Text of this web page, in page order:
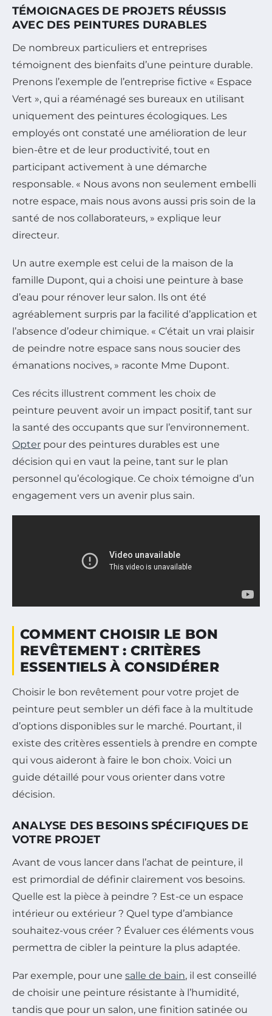
TÉMOIGNAGES DE PROJETS RÉUSSIS
AVEC DES PEINTURES DURABLES
De nombreux particuliers et entreprises
témoignent des bienfaits d’une peinture durable.
Prenons l’exemple de l’entreprise fictive « Espace
Vert », qui a réaménagé ses bureaux en utilisant
uniquement des peintures écologiques. Les
employés ont constaté une amélioration de leur
bien-être et de leur productivité, tout en
participant activement à une démarche
responsable. « Nous avons non seulement embelli
notre espace, mais nous avons aussi pris soin de la
santé de nos collaborateurs, » explique leur
directeur.
Un autre exemple est celui de la maison de la
famille Dupont, qui a choisi une peinture à base
d’eau pour rénover leur salon. Ils ont été
agréablement surpris par la facilité d’application et
l’absence d’odeur chimique. « C’était un vrai plaisir
de peindre notre espace sans nous soucier des
émanations nocives, » raconte Mme Dupont.
Ces récits illustrent comment les choix de
peinture peuvent avoir un impact positif, tant sur
la santé des occupants que sur l’environnement.
Opter pour des peintures durables est une
décision qui en vaut la peine, tant sur le plan
personnel qu’écologique. Ce choix témoigne d’un
engagement vers un avenir plus sain.
COMMENT CHOISIR LE BON
REVÊTEMENT : CRITÈRES
ESSENTIELS À CONSIDÉRER
Choisir le bon revêtement pour votre projet de
peinture peut sembler un défi face à la multitude
d’options disponibles sur le marché. Pourtant, il
existe des critères essentiels à prendre en compte
qui vous aideront à faire le bon choix. Voici un
guide détaillé pour vous orienter dans votre
décision.
ANALYSE DES BESOINS SPÉCIFIQUES DE
VOTRE PROJET
Avant de vous lancer dans l’achat de peinture, il
est primordial de définir clairement vos besoins.
Quelle est la pièce à peindre ? Est-ce un espace
intérieur ou extérieur ? Quel type d’ambiance
souhaitez-vous créer ? Évaluer ces éléments vous
permettra de cibler la peinture la plus adaptée.
Par exemple, pour une salle de bain, il est conseillé
de choisir une peinture résistante à l’humidité,
tandis que pour un salon, une finition satinée ou